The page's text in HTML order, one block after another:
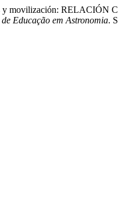
y movilización: RELACIÓN
Educação em Astronomia.